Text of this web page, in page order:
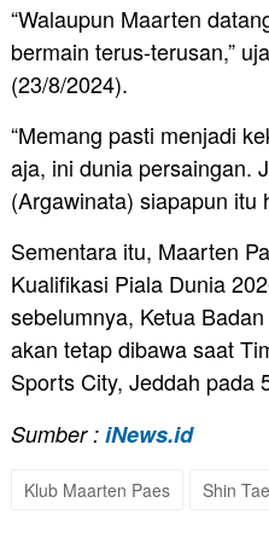
“Walaupun Maarten
bermain terus-terusan,”
(23/8/2024).
“Memang pasti menjadi
aja, ini dunia persaingan.
(Argawinata) siapapun itu
Sementara itu, Maarten
Kualifikasi Piala Dunia
sebelumnya, Ketua
akan tetap dibawa saat
Sports City, Jeddah pada
Sumber : iNews.id
Klub Maarten Paes Shin